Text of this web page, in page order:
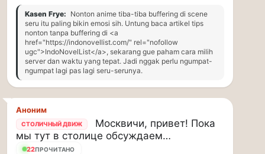
выплатил
ООО
ПТК
«Союз-
Полимер»
88
млн
рублей
в
рамках
договора
страхов...
Kasen Frye: Nonton anime tiba-tiba buffering di scene
seru itu paling bikin emosi sih. Untung baca artikel tips
nonton tanpa buffering di <a
href="https://indonovellist.com/" rel="nofollow
ugc">IndoNovelList</a>, sekarang gue paham cara milih
server dan waktu yang tepat. Jadi nggak perlu ngumpat-
ngumpat lagi pas lagi seru-serunya.
Аноним
СТОЛИЧНЫЙ ДВИЖ
Москвичи, привет! Пока
мы тут в столице обсуждаем…
21ПРОЧИТАНО